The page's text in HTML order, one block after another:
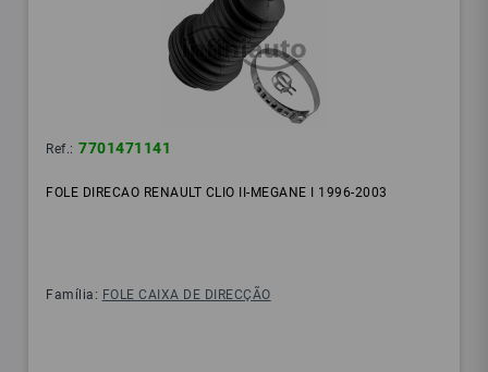
Ref.: 7701471141
FOLE DIRECAO RENAULT CLIO II-MEGANE I 1996-2003
Família: FOLE CAIXA DE DIRECÇÃO